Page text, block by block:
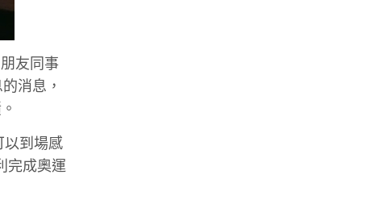
友同事
消息，
以到場感
完成奧運